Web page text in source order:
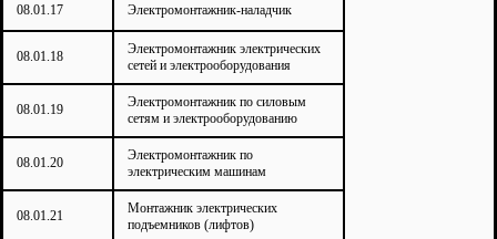
08.01.17 Электромонтажник-наладчик
08.01.18
Электромонтажник электрических
сетей и электрооборудования
08.01.19
Электромонтажник по силовым
сетям и электрооборудованию
08.01.20
Электромонтажник по
электрическим машинам
08.01.21
Монтажник электрических
подъемников (лифтов)